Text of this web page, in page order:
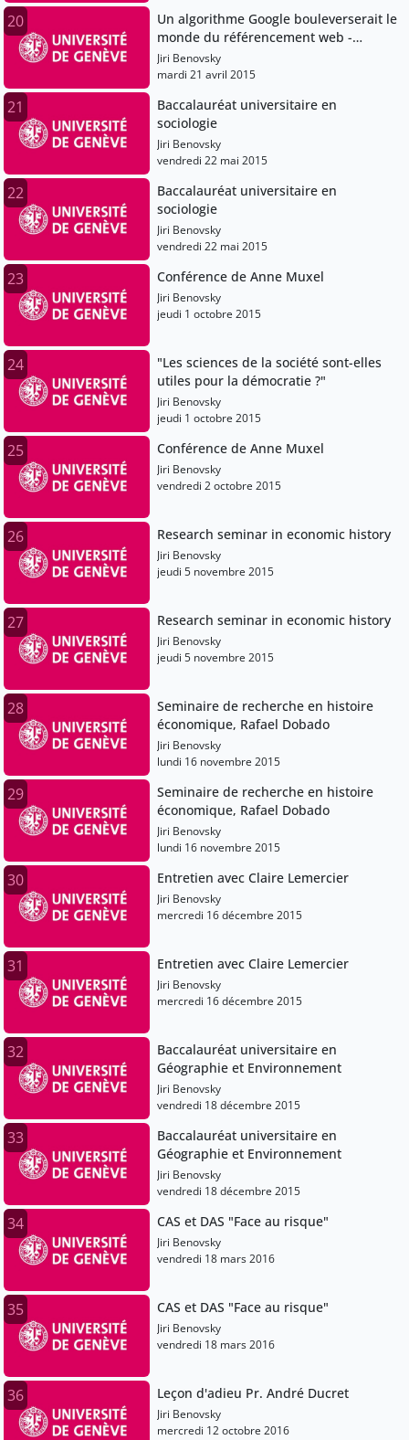
20
Un algorithme Google bouleverserait le
monde du référencement web -
Analyse de Patrick-Yves Badillo
Jiri Benovsky
mardi 21 avril 2015
21
Baccalauréat universitaire en
sociologie
Jiri Benovsky
vendredi 22 mai 2015
22
Baccalauréat universitaire en
sociologie
Jiri Benovsky
vendredi 22 mai 2015
23 Conférence de Anne Muxel
Jiri Benovsky
jeudi 1 octobre 2015
24
"Les sciences de la société sont-elles
utiles pour la démocratie ?"
Jiri Benovsky
jeudi 1 octobre 2015
25 Conférence de Anne Muxel
Jiri Benovsky
vendredi 2 octobre 2015
26 Research seminar in economic history
Jiri Benovsky
jeudi 5 novembre 2015
27 Research seminar in economic history
Jiri Benovsky
jeudi 5 novembre 2015
28
Seminaire de recherche en histoire
économique, Rafael Dobado
Jiri Benovsky
lundi 16 novembre 2015
29
Seminaire de recherche en histoire
économique, Rafael Dobado
Jiri Benovsky
lundi 16 novembre 2015
30 Entretien avec Claire Lemercier
Jiri Benovsky
mercredi 16 décembre 2015
31 Entretien avec Claire Lemercier
Jiri Benovsky
mercredi 16 décembre 2015
32
Baccalauréat universitaire en
Géographie et Environnement
Jiri Benovsky
vendredi 18 décembre 2015
33
Baccalauréat universitaire en
Géographie et Environnement
Jiri Benovsky
vendredi 18 décembre 2015
34 CAS et DAS "Face au risque"
Jiri Benovsky
vendredi 18 mars 2016
35 CAS et DAS "Face au risque"
Jiri Benovsky
vendredi 18 mars 2016
36 Leçon d'adieu Pr. André Ducret
Jiri Benovsky
mercredi 12 octobre 2016